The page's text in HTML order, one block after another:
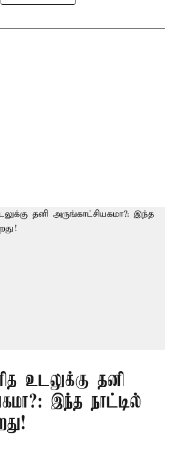
உடலுக்கு தனி
இந்த நாட்டில்